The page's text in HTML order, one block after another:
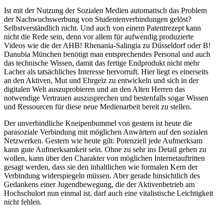
Ist mit der Nutzung der Sozialen Medien automatisch das Problem
der Nachwuchswerbung von Studentenverbindungen gelöst?
Selbstverständlich nicht. Und auch von einem Patentrezept kann
nicht die Rede sein, denn vor allem für aufwendig produzierte
Videos wie die der AHB! Rhenania-Salingia zu Düsseldorf oder B!
Danubia München benötigt man entsprechendes Personal und auch
das technische Wissen, damit das fertige Endprodukt nicht mehr
Lacher als tatsächliches Interesse hervorruft. Hier liegt es einerseits
an den Aktiven, Mut und Ehrgeiz zu entwickeln und sich in der
digitalen Welt auszuprobieren und an den Alten Herren das
notwendige Vertrauen auszusprechen und bestenfalls sogar Wissen
und Ressourcen für diese neue Medienarbeit bereit zu stellen.
Der unverbindliche Kneipenbummel von gestern ist heute die
parasoziale Verbindung mit möglichen Anwärtern auf den sozialen
Netzwerken. Gestern wie heute gilt: Potenziell jede Aufmerksam
kann gute Aufmerksamkeit sein. Ohne zu sehr ins Detail gehen zu
wollen, kann über den Charakter von möglichen Internetauftritten
gesagt werden, dass sie den inhaltlichen wie formalen Kern der
Verbindung widerspiegeln müssen. Aber gerade hinsichtlich des
Gedankens einer Jugendbewegung, die der Aktivenbetrieb am
Hochschulort nun einmal ist, darf auch eine vitalistische Leichtigkeit
nicht fehlen.